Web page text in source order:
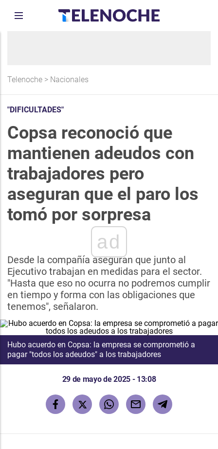
Telenoche > Nacionales
"DIFICULTADES"
Copsa reconoció que
mantienen adeudos con
trabajadores pero
aseguran que el paro los
tomó por sorpresa
ad
Desde la compañía aseguran que junto al
Ejecutivo trabajan en medidas para el sector.
"Hasta que eso no ocurra no podremos cumplir
en tiempo y forma con las obligaciones que
tenemos", señalaron.
Hubo acuerdo en Copsa: la empresa se comprometió a
pagar "todos los adeudos" a los trabajadores
29 de mayo de 2025 - 13:08